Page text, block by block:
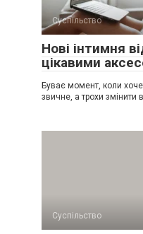
Суспільство
Нові інтимня
цікавими
Буває момент, коли
звичне, а трохи змінити
Суспільство